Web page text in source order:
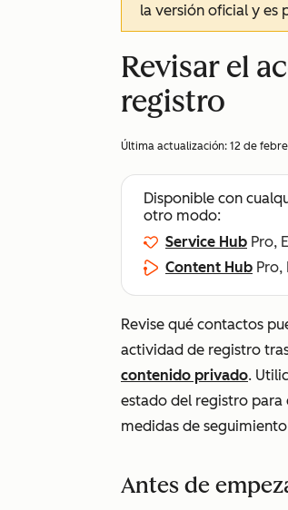
la versión oficial y es
Revisar el
registro
Última actualización: 12 de
Disponible con
otro modo:
Service Hub Pro,
Content Hub Pro,
Revise qué contactos
actividad de registro
contenido privado.
estado del registro
medidas de
Antes de